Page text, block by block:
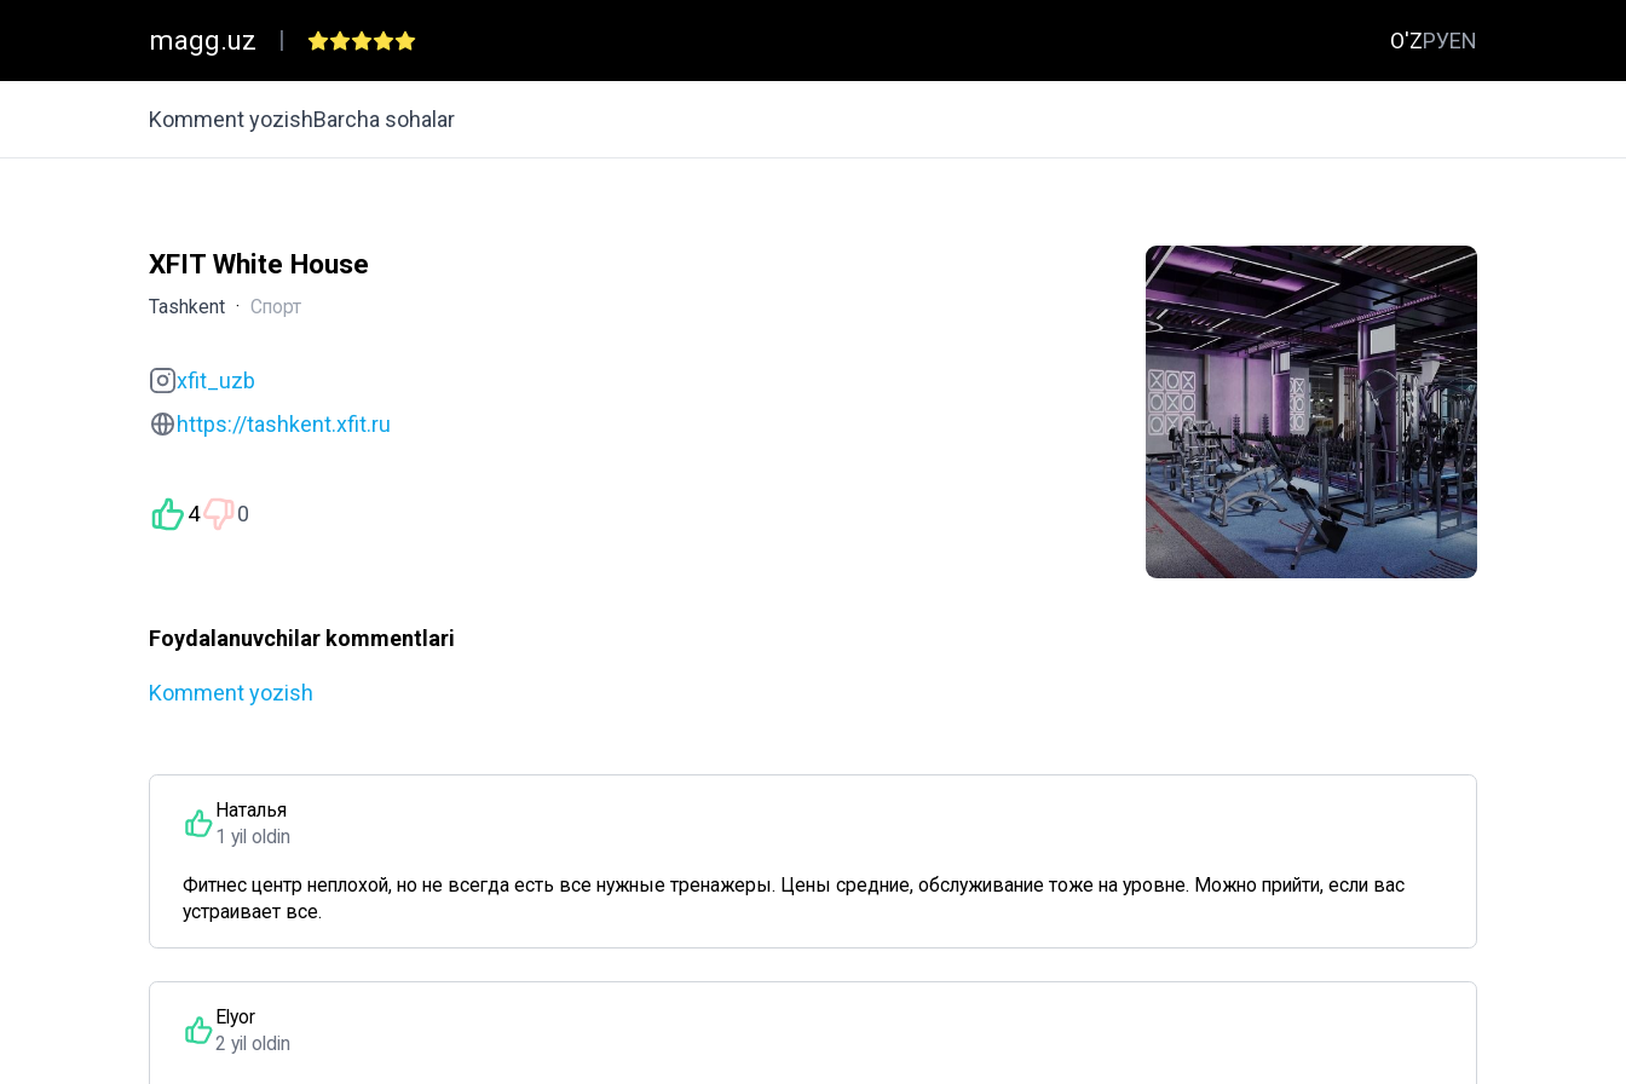
magg.uz | O'ZРУEN
Komment yozishBarcha sohalar
XFIT White House
Tashkent · Спорт
xfit_uzb
https://tashkent.xfit.ru
4 0
Foydalanuvchilar kommentlari
Komment yozish
Наталья
1 yil oldin
Фитнес центр неплохой, но не всегда есть все нужные тренажеры. Цены средние, обслуживание тоже на уровне. Можно прийти, если вас
устраивает все.
Elyor
2 yil oldin